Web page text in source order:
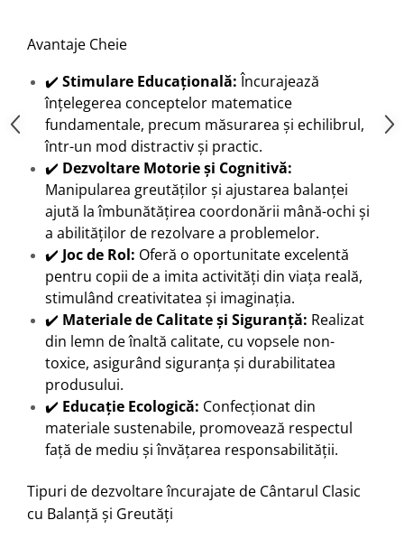
Avantaje Cheie
✔️ Stimulare Educațională:Încurajează
înțelegerea conceptelor matematice
fundamentale, precum măsurarea și echilibrul,
într-un mod distractiv și practic.
✔️ Dezvoltare Motorie și Cognitivă:
Manipularea greutăților și ajustarea balanței
ajută la îmbunătățirea coordonării mână-ochi și
a abilităților de rezolvare a problemelor.
✔️ Joc de Rol: Oferă o oportunitate excelentă
pentru copii de a imita activități din viața reală,
stimulând creativitatea și imaginația.
✔️ Materiale de Calitate și Siguranță: Realizat
din lemn de înaltă calitate, cu vopsele non-
toxice, asigurând siguranța și durabilitatea
produsului.
✔️ Educație Ecologică: Confecționat din
materiale sustenabile, promovează respectul
față de mediu și învățarea responsabilității.
Tipuri de dezvoltare încurajate de Cântarul Clasic
cu Balanță și Greutăți